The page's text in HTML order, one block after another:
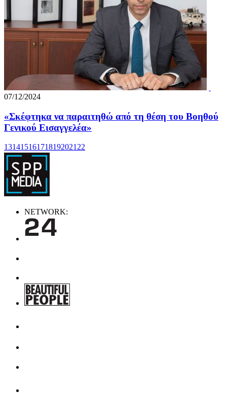
07/12/2024
«Σκέφτηκα να παραιτηθώ από τη θέση του Βοηθού
Γενικού Εισαγγελέα»
13141516171819202122
NETWORK: